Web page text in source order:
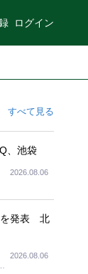
ログイン
すべて見る
、池袋
2026.08.06
を発表 北
2026.08.06